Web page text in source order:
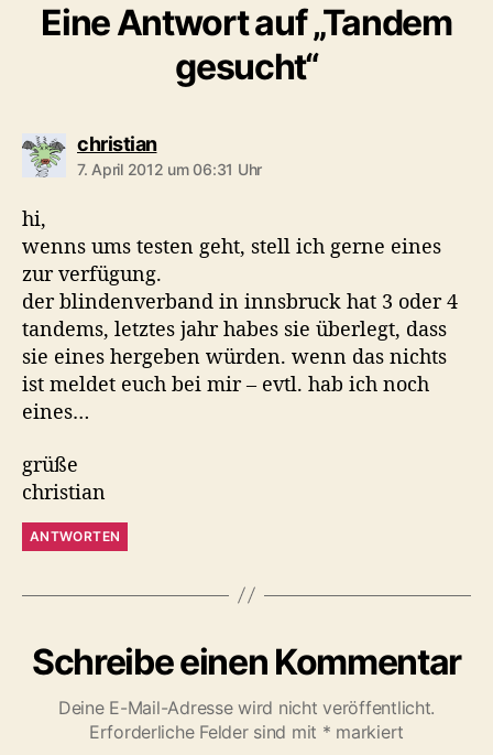
Eine Antwort auf „Tandem
gesucht“
christians
a
7. April 2012 um 06:31 Uhr
hi,
wenns ums testen geht, stell ich gerne eines
zur verfügung.
der blindenverband in innsbruck hat 3 oder 4
tandems, letztes jahr habes sie überlegt, dass
sie eines hergeben würden. wenn das nichts
ist meldet euch bei mir – evtl. hab ich noch
eines…
grüße
christian
ANTWORTEN
Schreibe einen Kommentar
Deine E-Mail-Adresse wird nicht veröffentlicht.
Erforderliche Felder sind mit * markiert